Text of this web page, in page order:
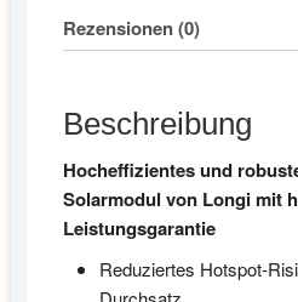
Rezensionen (0)
Beschreibung
Hocheffizientes und
Solarmodul von Longi mit
Leistungsgarantie
Reduziertes Hotspot-